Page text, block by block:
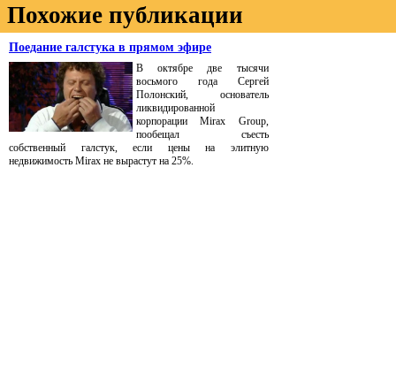
Похожие публикации
Поедание галстука в прямом эфире
В октябре две тысячи
восьмого года Сергей
Полонский, основатель
ликвидированной
корпорации Mirax Group,
пообещал съесть
собственный галстук, если цены на элитную
недвижимость Mirax не вырастут на 25%.